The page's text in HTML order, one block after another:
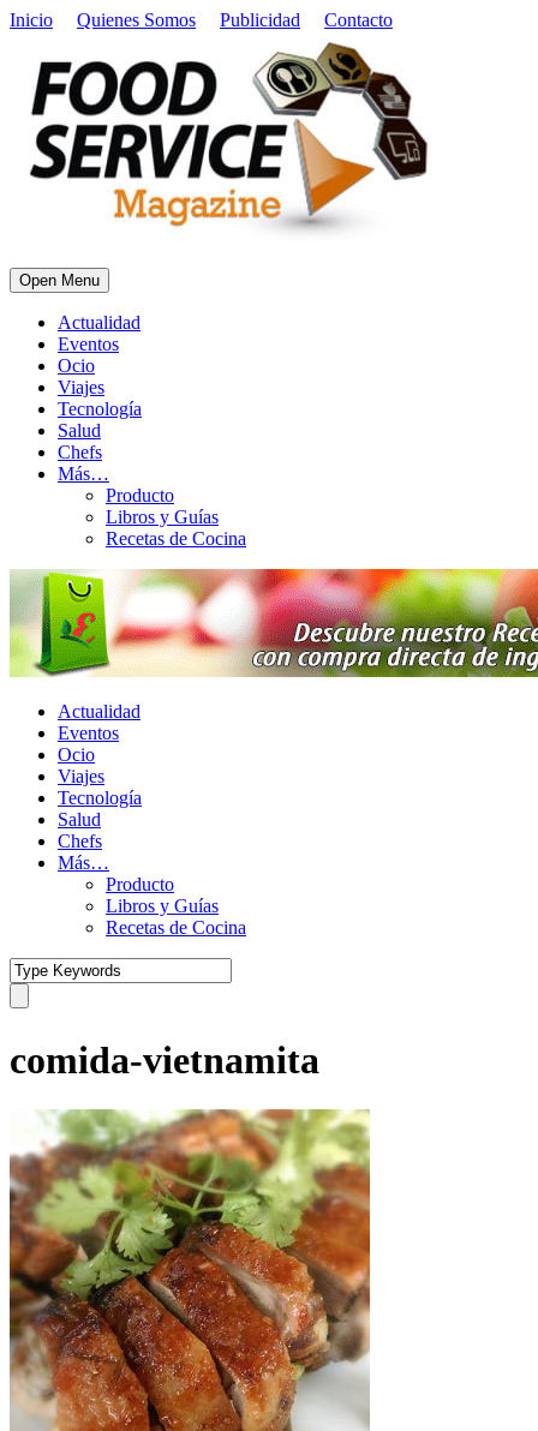
Inicio Quienes Somos Publicidad Contacto
Open Menu
Actualidad
Eventos
Ocio
Viajes
Tecnología
Salud
Chefs
Más…
Producto
Libros y Guías
Recetas de Cocina
Actualidad
Eventos
Ocio
Viajes
Tecnología
Salud
Chefs
Más…
Producto
Libros y Guías
Recetas de Cocina
comida-vietnamita